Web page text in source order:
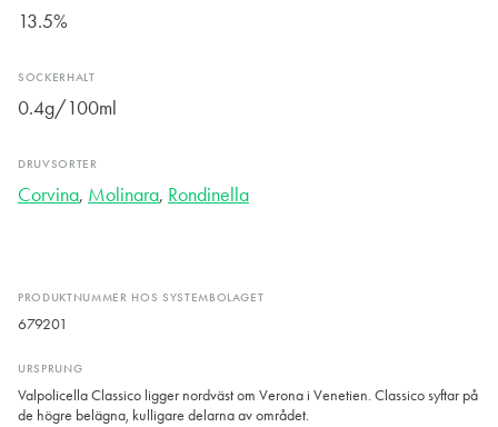
PRODUKTNUMMER HOS SYSTEMBOLAGET
679201
URSPRUNG
Valpolicella Classico ligger nordväst om Verona i Venetien. Classico syftar på
de högre belägna, kulligare delarna av området.
13.5%
SOCKERHALT
0.4g/100ml
DRUVSORTER
Corvina, Molinara, Rondinella